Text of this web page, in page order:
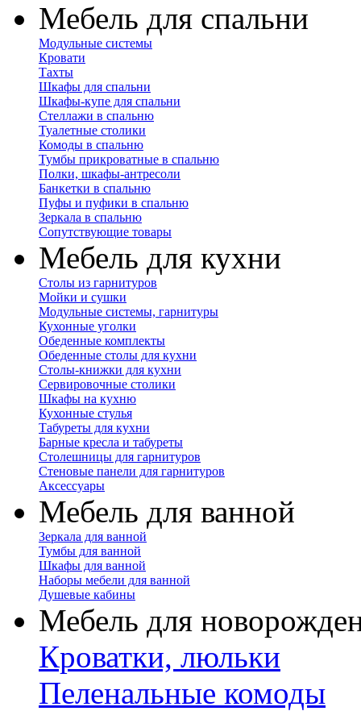
Мебель для спальни
Модульные системы
Кровати
Тахты
Шкафы для спальни
Шкафы-купе для спальни
Стеллажи в спальню
Туалетные столики
Комоды в спальню
Тумбы прикроватные в спальню
Полки, шкафы-антресоли
Банкетки в спальню
Пуфы и пуфики в спальню
Зеркала в спальню
Сопутствующие товары
Мебель для кухни
Столы из гарнитуров
Мойки и сушки
Модульные системы, гарнитуры
Кухонные уголки
Обеденные комплекты
Обеденные столы для кухни
Столы-книжки для кухни
Сервировочные столики
Шкафы на кухню
Кухонные стулья
Табуреты для кухни
Барные кресла и табуреты
Столешницы для гарнитуров
Стеновые панели для гарнитуров
Аксессуары
Мебель для ванной
Зеркала для ванной
Тумбы для ванной
Шкафы для ванной
Наборы мебели для ванной
Душевые кабины
Мебель для
Кроватки, люльки
Пеленальные комоды